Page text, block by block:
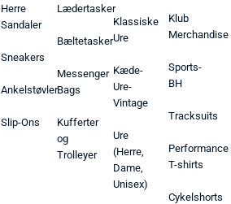
Herre
Sandaler
Sneakers
Ankelstøvler
Slip-Ons
Lædertasker
Bæltetasker
Messenger
Bags
Kufferter
og
Trolleyer
Klassiske
Ure
Kæde-
Ure-
Vintage
Ure
(Herre,
Dame,
Unisex)
Klub
Merchandise
Sports-
BH
Tracksuits
Performance
T-shirts
Cykelshorts